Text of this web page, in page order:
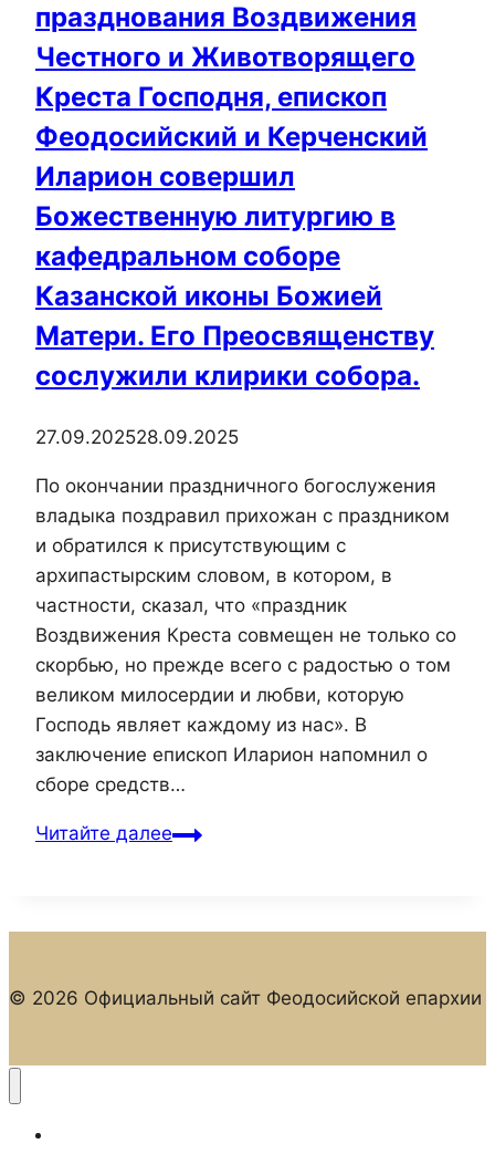
празднования Воздвижения
Честного и Животворящего
Креста Господня, епископ
Феодосийский и Керченский
Иларион совершил
Божественную литургию в
кафедральном соборе
Казанской иконы Божией
Матери. Его Преосвященству
сослужили клирики собора.
27.09.202528.09.2025
По окончании праздничного богослужения
владыка поздравил прихожан с праздником
и обратился к присутствующим с
архипастырским словом, в котором, в
частности, сказал, что «праздник
Воздвижения Креста совмещен не только со
скорбью, но прежде всего с радостью о том
великом милосердии и любви, которую
Господь являет каждому из нас». В
заключение епископ Иларион напомнил о
сборе средств…
Читайте далее27
Честного
Животворящего
© 2026 Официальный сайт Феодосийской епархии